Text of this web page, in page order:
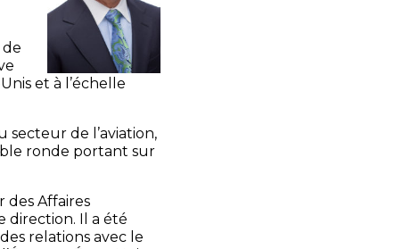
et à l’échelle
secteur de l’aviation,
ronde portant sur
des Affaires
direction. Il a été
relations avec le